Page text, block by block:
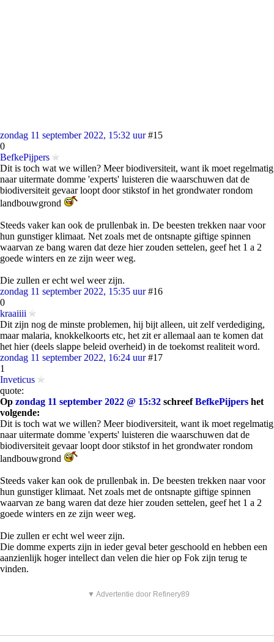
zondag 11 september 2022, 15:32 uur #15
0
BefkePijpers
Dit is toch wat we willen? Meer biodiversiteit, want ik moet regelmatig
naar uitermate domme 'experts' luisteren die waarschuwen dat de
biodiversiteit gevaar loopt door stikstof in het grondwater rondom
landbouwgrond
Steeds vaker kan ook de prullenbak in. De beesten trekken naar voor
hun gunstiger klimaat. Net zoals met de ontsnapte giftige spinnen
waarvan ze bang waren dat deze hier zouden settelen, geef het 1 a 2
goede winters en ze zijn weer weg.
Die zullen er echt wel weer zijn.
zondag 11 september 2022, 15:35 uur #16
0
kraaiiii
Dit zijn nog de minste problemen, hij bijt alleen, uit zelf verdediging,
maar malaria, knokkelkoorts etc, het zit er allemaal aan te komen dat
het hier (deels slappe beleid overheid) in de toekomst realiteit word.
zondag 11 september 2022, 16:24 uur #17
1
Inveticus
quote:
Op zondag 11 september 2022 @ 15:32 schreefBefkePijpers het
volgende:
Dit is toch wat we willen? Meer biodiversiteit, want ik moet regelmatig
naar uitermate domme 'experts' luisteren die waarschuwen dat de
biodiversiteit gevaar loopt door stikstof in het grondwater rondom
landbouwgrond
Steeds vaker kan ook de prullenbak in. De beesten trekken naar voor
hun gunstiger klimaat. Net zoals met de ontsnapte giftige spinnen
waarvan ze bang waren dat deze hier zouden settelen, geef het 1 a 2
goede winters en ze zijn weer weg.
Die zullen er echt wel weer zijn.
Die domme experts zijn in ieder geval beter geschoold en hebben een
aanzienlijk hoger intellect dan velen die hier op Fok zijn terug te
vinden.
▼ Advertentie door Refinery89